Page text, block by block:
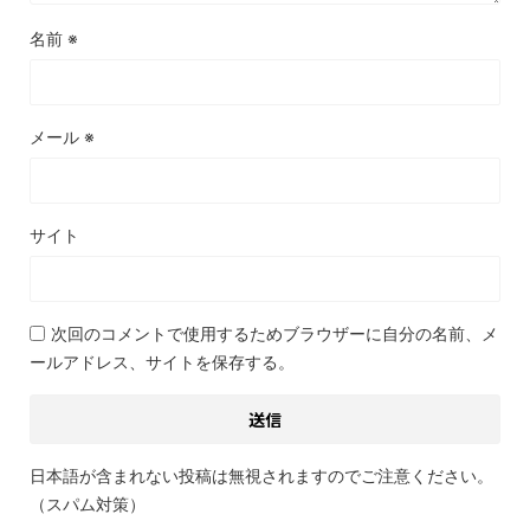
名前 ※
メール ※
サイト
次回のコメントで使用するためブラウザーに自分の名前、メ
ールアドレス、サイトを保存する。
日本語が含まれない投稿は無視されますのでご注意ください。
（スパム対策）